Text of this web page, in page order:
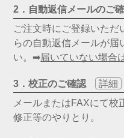
2．自動返信メールのご
ご注文時にご登録いただ
らの自動返信メールが届
い。➡届いていない場合
3．校正のご確認
詳細
メールまたはFAXにて校
修正等のやりとり。